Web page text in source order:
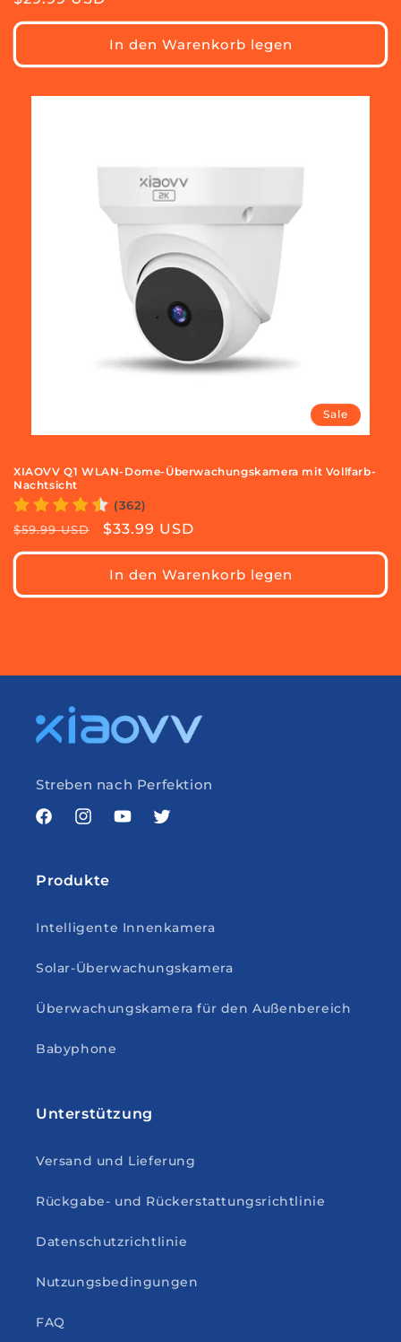
Preis
In den Warenkorb legen
Sale
XIAOVV Q1 WLAN-Dome-Überwachungskamera mit Vollfarb-
Nachtsicht
(362)
Normaler
Preis
$59.99 USD Verkaufspreis
$33.99 USD
In den Warenkorb legen
Streben nach Perfektion
FacebookInstagramYouTubeTwitter
Produkte
Intelligente Innenkamera
Solar-Überwachungskamera
Überwachungskamera für den Außenbereich
Babyphone
Unterstützung
Versand und Lieferung
Rückgabe- und Rückerstattungsrichtlinie
Datenschutzrichtlinie
Nutzungsbedingungen
FAQ